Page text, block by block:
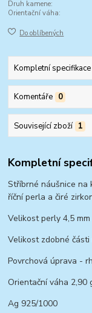
Druh kamene:
Orientační váha:
Do oblíbených
Kompletní specifikace
Komentáře 0
Související zboží 1
Kompletní
Stříbrné náušnice na
říční perla a čiré
Velikost perly 4,5 mm
Velikost zdobné
Povrchová úprava -
Orientační váha 2,90
Ag 925/1000